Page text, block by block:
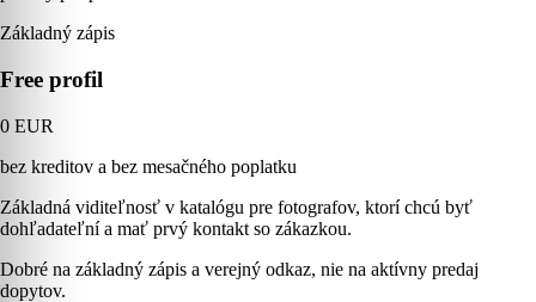
Základný zápis
Free profil
0 EUR
bez kreditov a bez mesačného poplatku
Základná viditeľnosť v katalógu pre fotografov, ktorí chcú byť
dohľadateľní a mať prvý kontakt so zákazkou.
Dobré na základný zápis a verejný odkaz, nie na aktívny predaj
dopytov.